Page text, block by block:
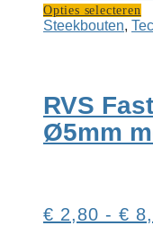
Opties selecterenDit
Steekbouten,
RVS
Ø5mm
€ 2,80 - €